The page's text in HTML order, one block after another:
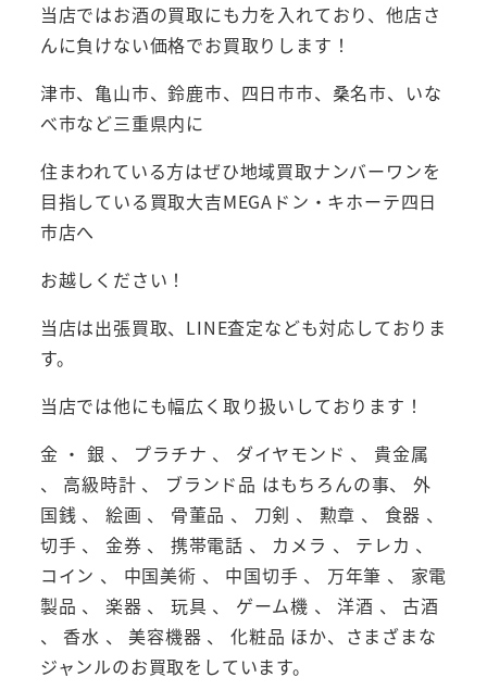
当店ではお酒の買取にも力を入れており、他店さ
んに負けない価格でお買取りします！
津市、亀山市、鈴鹿市、四日市市、桑名市、いな
べ市など三重県内に
住まわれている方はぜひ地域買取ナンバーワンを
目指している買取大吉MEGAドン・キホーテ四日
市店へ
お越しください！
当店は出張買取、LINE査定なども対応しておりま
す。
当店では他にも幅広く取り扱いしております！
金 ・ 銀 、 プラチナ 、 ダイヤモンド 、 貴金属
、 高級時計 、 ブランド品 はもちろんの事、 外
国銭 、 絵画 、 骨董品 、 刀剣 、 勲章 、 食器 、
切手 、 金券 、 携帯電話 、 カメラ 、 テレカ 、
コイン 、 中国美術 、 中国切手 、 万年筆 、 家電
製品 、 楽器 、 玩具 、 ゲーム機 、 洋酒 、 古酒
、 香水 、 美容機器 、 化粧品 ほか、さまざまな
ジャンルのお買取をしています。